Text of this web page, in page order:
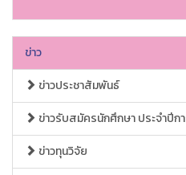
ข่าว
ข่าวประชาสัมพันธ์
ข่าวรับสมัครนักศึกษา ประจำปีก
ข่าวทุนวิจัย